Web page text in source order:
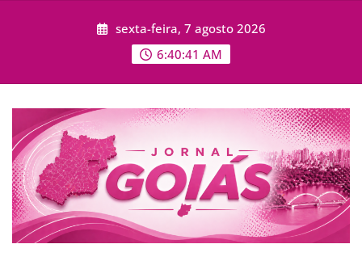
sexta-feira, 7 agosto 2026
6:40:43 AM